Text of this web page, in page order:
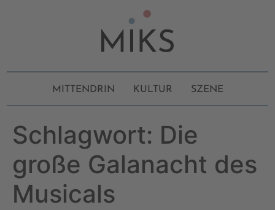
MITTENDRIN KULTUR SZENE
Schlagwort: Die
große Galanacht des
Musicals